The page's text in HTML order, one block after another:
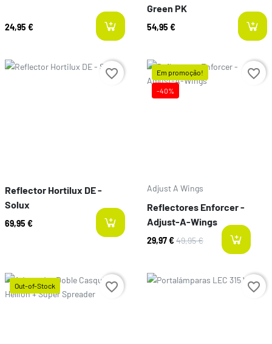
24,95 €
Green PK
54,95 €
Preço
Reflector Hortilux DE -
Solux
69,95 €
favorite_border Em promoção!
-40%
Adjust A Wings
Reflectores Enforcer -
Adjust-A-Wings
29,97 €49,95 €
favorite_border
Out-of-Stock favorite_border Preço favorite_border